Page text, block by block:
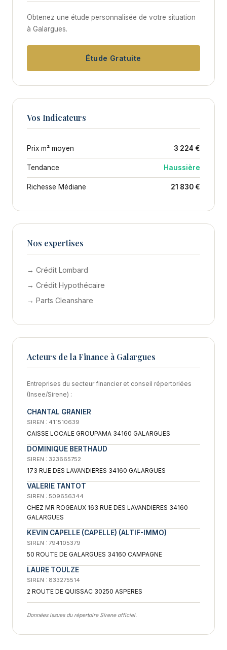
Obtenez une étude personnalisée de votre situation
à Galargues.
Étude Gratuite
Vos Indicateurs
Prix m² moyen 3 224 €
Tendance Haussière
Richesse Médiane 21 830 €
Nos expertises
→ Crédit Lombard
→ Crédit Hypothécaire
→ Parts Cleanshare
Acteurs de la Finance à Galargues
Entreprises du secteur financier et conseil répertoriées
(Insee/Sirene) :
CHANTAL GRANIER
SIREN : 411510639
CAISSE LOCALE GROUPAMA 34160 GALARGUES
DOMINIQUE BERTHAUD
SIREN : 323665752
173 RUE DES LAVANDIERES 34160 GALARGUES
VALERIE TANTOT
SIREN : 509656344
CHEZ MR ROGEAUX 163 RUE DES LAVANDIERES 34160
GALARGUES
KEVIN CAPELLE (CAPELLE) (ALTIF-IMMO)
SIREN : 794105379
50 ROUTE DE GALARGUES 34160 CAMPAGNE
LAURE TOULZE
SIREN : 833275514
2 ROUTE DE QUISSAC 30250 ASPERES
Données issues du répertoire Sirene officiel.